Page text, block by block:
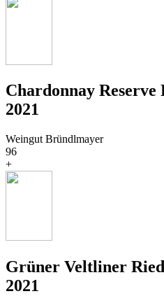
Chardonnay Reserve
2021
Weingut Bründlmayer
96
+
Grüner Veltliner
2021